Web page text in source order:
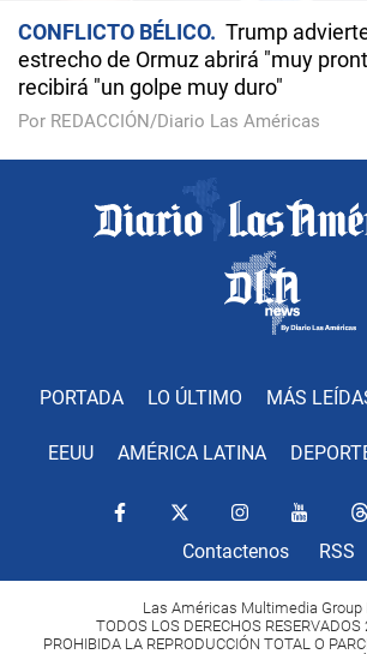
CONFLICTO BÉLICO
Trump
estrecho de Ormuz abrirá "muy
recibirá "un golpe muy duro"
Por REDACCIÓN/Diario Las Américas
PORTADA LO ÚLTIMO MÁS
EEUU AMÉRICA LATINA
Contactenos RSS
Las Américas Multimedia Group
TODOS LOS DERECHOS
PROHIBIDA LA REPRODUCCIÓN TOTAL O